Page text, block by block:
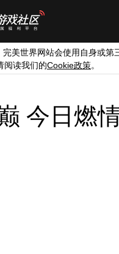
美世界网站会使用自身或第
阅读我们的Cookie政策。
今日燃